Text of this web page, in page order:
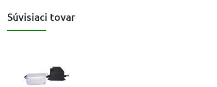
Súvisiaci tovar